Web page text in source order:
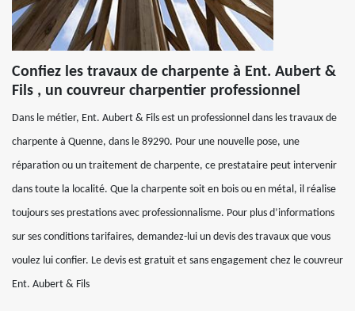
Confiez les travaux de charpente à Ent. Aubert &
Fils , un couvreur charpentier professionnel
Dans le métier, Ent. Aubert & Fils est un professionnel dans les travaux de
charpente à Quenne, dans le 89290. Pour une nouvelle pose, une
réparation ou un traitement de charpente, ce prestataire peut intervenir
dans toute la localité. Que la charpente soit en bois ou en métal, il réalise
toujours ses prestations avec professionnalisme. Pour plus d’informations
sur ses conditions tarifaires, demandez-lui un devis des travaux que vous
voulez lui confier. Le devis est gratuit et sans engagement chez le couvreur
Ent. Aubert & Fils